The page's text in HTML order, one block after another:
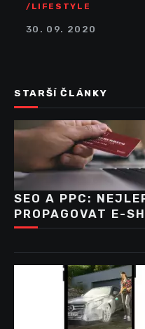
LIFESTYLE
30. 09. 2020
STARŠÍ ČLÁNKY
SEO A PPC:
PROPAGOVAT E-